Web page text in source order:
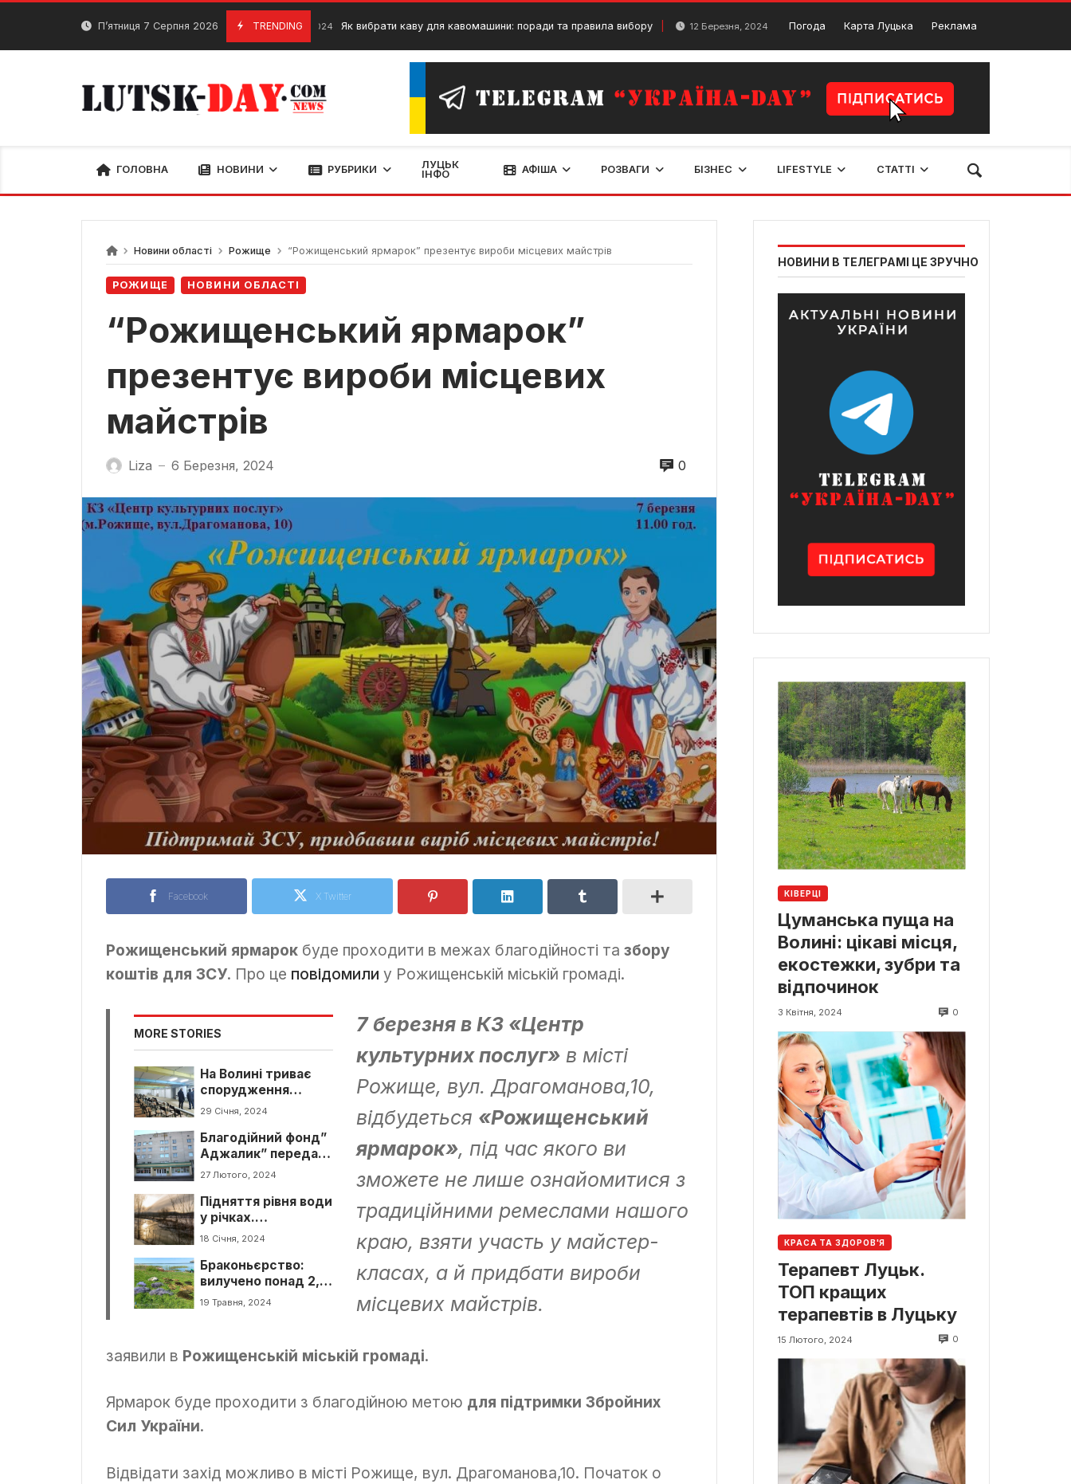
Skip
П’ятниця 7 Серпня 2026 TRENDING
25 Серпня, 2024 Як вибрати каву для кавомашини: поради та правила вибору 12 Березня, 2024 У Ківерцях припинять подачу води у зв’язку з ремонтними
Погода Карта Луцька Реклама
ГОЛОВНА НОВИНИ РУБРИКИ
ЛУЦЬК
ІНФО
АФІША РОЗВАГИ БІЗНЕС LIFESTYLE СТАТТІ
Новини області Рожище “Рожищенський ярмарок” презентує вироби місцевих майстрів
РОЖИЩЕ НОВИНИ ОБЛАСТІ
“Рожищенський ярмарок”
презентує вироби місцевих
майстрів
Liza — 6 Березня, 2024 0
Facebook X Twitter
Рожищенський ярмарок буде проходити в межах благодійності та збору
коштів для ЗСУ. Про це повідомили у Рожищенській міській громаді.
MORE STORIES
На Волині триває
спорудження
найбільшого
29 Січня, 2024
Благодійний фонд”
Аджалик” передав
допомогу медикам
області
27 Лютого, 2024
Підняття рівня води
у річках.
Попередження на
18 Січня, 2024
Браконьєрство:
вилучено понад 2,5
кілометри сіток
19 Травня, 2024
7 березня в КЗ «Центр
культурних послуг»в місті
Рожище, вул. Драгоманова,10,
відбудеться «Рожищенський
ярмарок», під час якого ви
зможете не лише ознайомитися з
традиційними ремеслами нашого
краю, взяти участь у майстер-
класах, а й придбати вироби
місцевих майстрів.
заявили в Рожищенській міській громаді.
Ярмарок буде проходити з благодійною метою для підтримки Збройних
Сил України.
Відвідати захід можливо в місті Рожище, вул. Драгоманова,10. Початок о
НОВИНИ В ТЕЛЕГРАМІ ЦЕ ЗРУЧНО
КІВЕРЦІ
Цуманська пуща на
Волині: цікаві місця,
екостежки, зубри та
відпочинок
3 Квітня, 2024 0
КРАСА ТА ЗДОРОВ'Я
Терапевт Луцьк.
ТОП кращих
терапевтів в Луцьку
15 Лютого, 2024 0